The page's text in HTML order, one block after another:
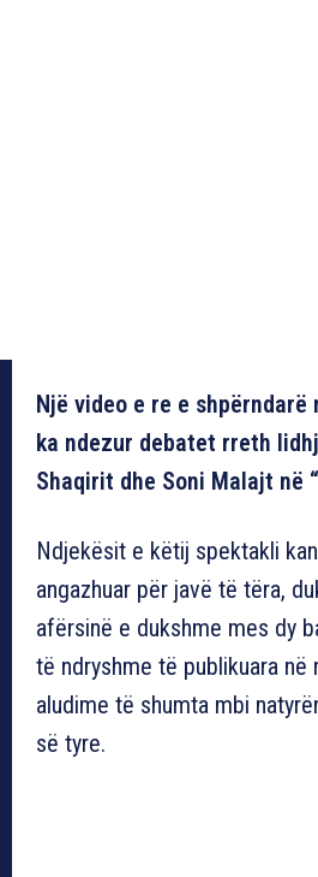
Një video e re e
ka ndezur debatet rreth
Shaqirit dhe Soni Malajt në
Ndjekësit e këtij spektakli
angazhuar për javë të tëra,
afërsinë e dukshme mes dy
të ndryshme të publikuara në
aludime të shumta mbi
së tyre.